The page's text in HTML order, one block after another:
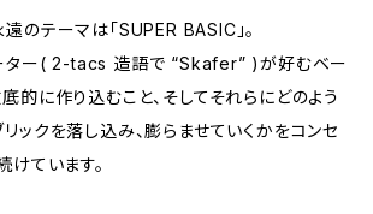
のテーマは「SUPER BASIC」。
ター( 2-tacs 造語で “Skafer” )が好むベー
的に作り込むこと、そしてそれらにどのよう
ックを落し込み、膨らませていくかをコンセ
けています。